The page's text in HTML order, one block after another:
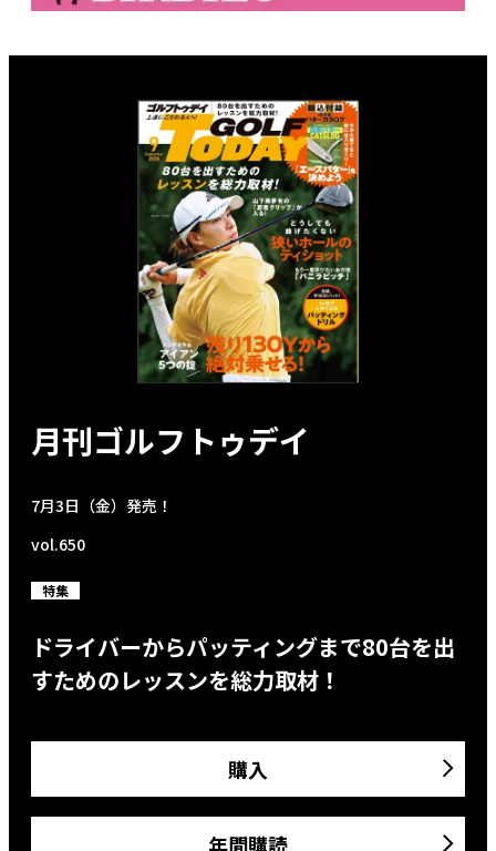
月刊ゴルフトゥデイ
7月3日（金）発売！
vol.650
特集
ドライバーからパッティングまで80台を出
すためのレッスンを総力取材！
購入
年間購読